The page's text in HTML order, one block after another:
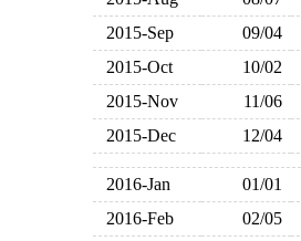
2015-Sep
09/04
2015-Oct
10/02
2015-Nov
11/06
2015-Dec
12/04
2016-Jan 01/01
2016-Feb
02/05